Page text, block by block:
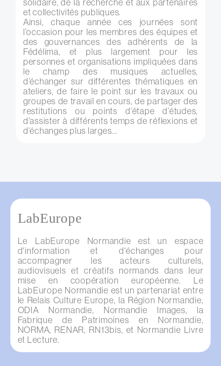
et collectivités publiques.
Ainsi, chaque année ces journées sont
l’occasion pour les membres des équipes et
des gouvernances des adhérents de la
Fédélima, et plus largement pour les
personnes et organisations impliquées dans
le champ des musiques actuelles,
d’échanger sur différentes thématiques en
ateliers, de faire le point sur les travaux ou
groupes de travail en cours, de partager des
restitutions ou points d’étape d’études,
d’assister à différents temps de réflexions et
d’échanges plus larges...
LabEurope
Le LabEurope Normandie est un espace
d'information et d'échanges pour
accompagner les acteurs culturels,
audiovisuels et créatifs normands dans leur
mise en coopération européenne. Le
LabEurope Normandie est un partenariat entre
le Relais Culture Europe, la Région Normandie,
ODIA Normandie, Normandie Images, la
Fabrique de Patrimoines en Normandie,
NORMA, RENAR, RN13bis, et Normandie Livre
et Lecture.